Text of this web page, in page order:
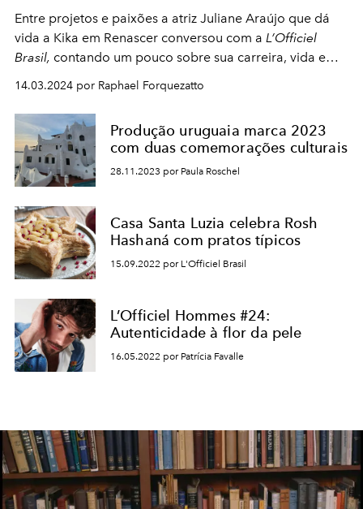
Entre projetos e paixões a atriz Juliane Araújo que dá
vida a Kika em Renascer conversou com a L’Officiel
Brasil, contando um pouco sobre sua carreira, vida e
14.03.2024 por Raphael Forquezatto
Produção uruguaia marca 2023
com duas comemorações culturais
28.11.2023 por Paula Roschel
Casa Santa Luzia celebra Rosh
Hashaná com pratos típicos
15.09.2022 por L'Officiel Brasil
L’Officiel Hommes #24:
Autenticidade à flor da pele
16.05.2022 por Patrícia Favalle